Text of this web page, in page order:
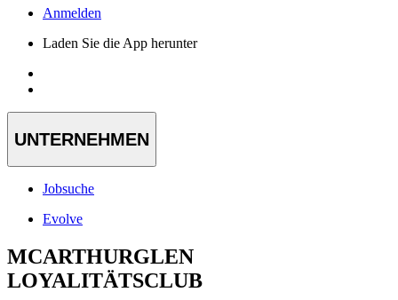
Anmelden
Laden Sie die App herunter
UNTERNEHMEN
Jobsuche
Evolve
MCARTHURGLEN
LOYALITÄTSCLUB